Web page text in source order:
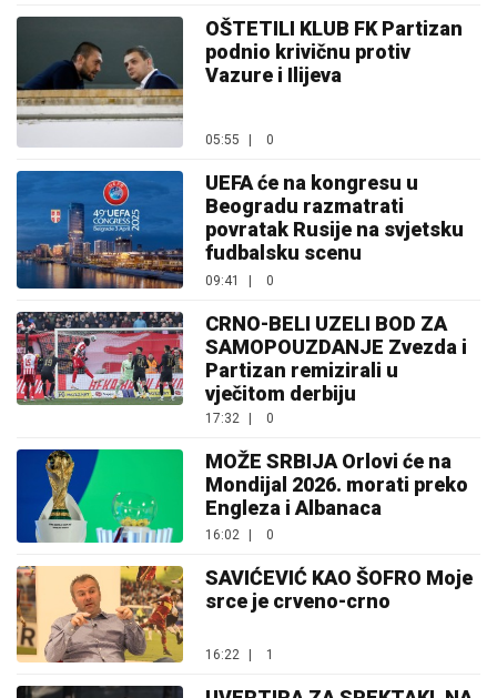
OŠTETILI KLUB FK Partizan
podnio krivičnu protiv
Vazure i Ilijeva
05:55 0
UEFA će na kongresu u
Beogradu razmatrati
povratak Rusije na svjetsku
fudbalsku scenu
09:41 0
CRNO-BELI UZELI BOD ZA
SAMOPOUZDANJE Zvezda i
Partizan remizirali u
vječitom derbiju
17:32 0
MOŽE SRBIJA Orlovi će na
Mondijal 2026. morati preko
Engleza i Albanaca
16:02 | 0
SAVIĆEVIĆ KAO ŠOFRO Moje
srce je crveno-crno
16:22 1